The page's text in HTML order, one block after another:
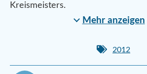
Kreismeisters.
Mehr anzeigen
2012